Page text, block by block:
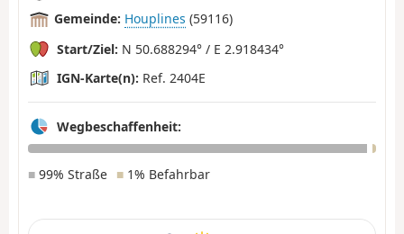
Gemeinde: Houplines (59116)
Start/Ziel: N 50.688294° / E 2.918434°
IGN-Karte(n): Ref. 2404E
Wegbeschaffenheit:
■ 99% Straße ■ 1% Befahrbar